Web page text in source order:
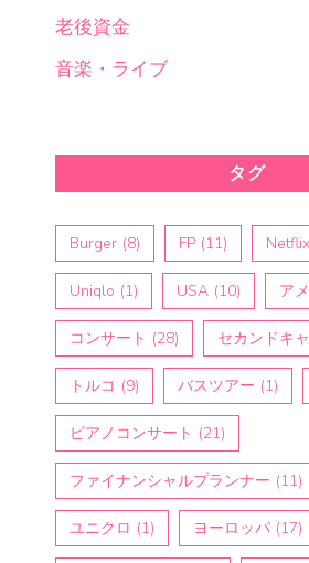
老後資金
音楽・ライブ
タグ
Burger (8) FP (11)
Uniqlo (1) USA (10) ア
コンサート (28) セカンドキ
トルコ (9) バスツアー (1)
ピアノコンサート (21)
ファイナンシャルプランナー (11)
ユニクロ (1) ヨーロッパ (17)